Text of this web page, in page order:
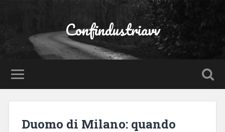
Confindustriavv
Duomo di Milano: quando